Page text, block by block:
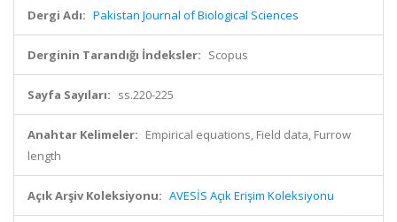
Dergi Adı: Pakistan Journal of Biological Sciences
Derginin Tarandığı İndeksler: Scopus
Sayfa Sayıları: ss.220-225
Anahtar Kelimeler: Empirical equations, Field data, Furrow
length
Açık Arşiv Koleksiyonu: AVESİS Açık Erişim Koleksiyonu